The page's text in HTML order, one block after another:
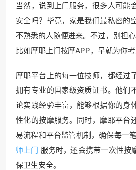
当然，说到上门服务，很多人可能
安全吗？毕竟，家是我们最私密的
不熟悉的人随便进来。不过，别担
比如摩耶上门按摩APP，早就为你考
摩耶平台上的每一位技师，都经过
拥有专业的国家级资质证书。他们
论实践经验丰富，能够根据你的身
性化的按摩服务。同时，摩耶平台
易流程和平台监管机制，确保每一
师上门 服务时，还会携带一次性按
保卫生安全。